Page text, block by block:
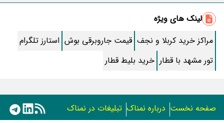
طرز تهیه سالاد ماکارونی خانگی خوشمزه و لذیذ + آموزش تصویری
طرز تهیه پاستا با سس آلفردو و مرغ فوری + آموزش تصویری پنه
جواب کامل اسم فامیل با “س”
ماه قرمز نشانه آخر دنیا در آسمان ظاهر شد !
جملات زیبا برای بهترین پدر دنیا
معجزات سوره توحید در برآورده شدن سریع حاجت
لینک های ویژه
مراکز خرید کربلا و نجف قیمت جاروبرقی بوش استارز تلگرام
تور مشهد با قطار خرید بلیط قطار
صفحه نخست درباره نمناک تبلیغات در نمناک